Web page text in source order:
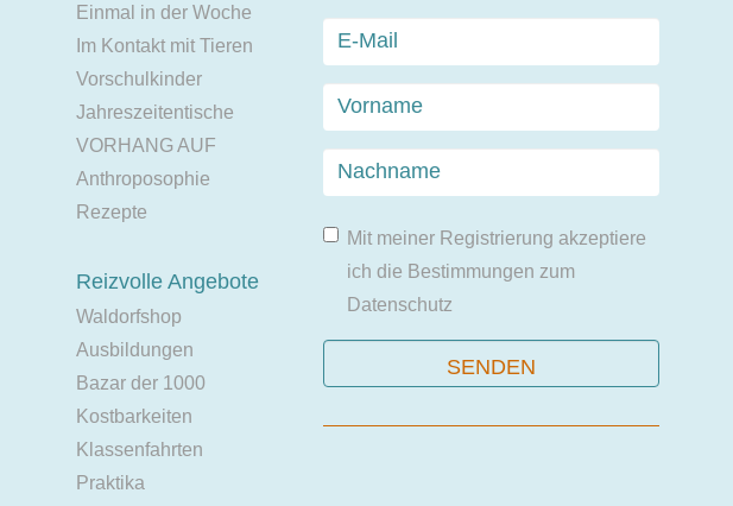
Einmal in der Woche
Im Kontakt mit Tieren
Vorschulkinder
Jahreszeitentische
VORHANG AUF
Anthroposophie
Rezepte
Reizvolle Angebote
Waldorfshop
Ausbildungen
Bazar der 1000
Kostbarkeiten
Klassenfahrten
Praktika
Mit meiner Registrierung akzeptiere
ich die Bestimmungen zum
Datenschutz